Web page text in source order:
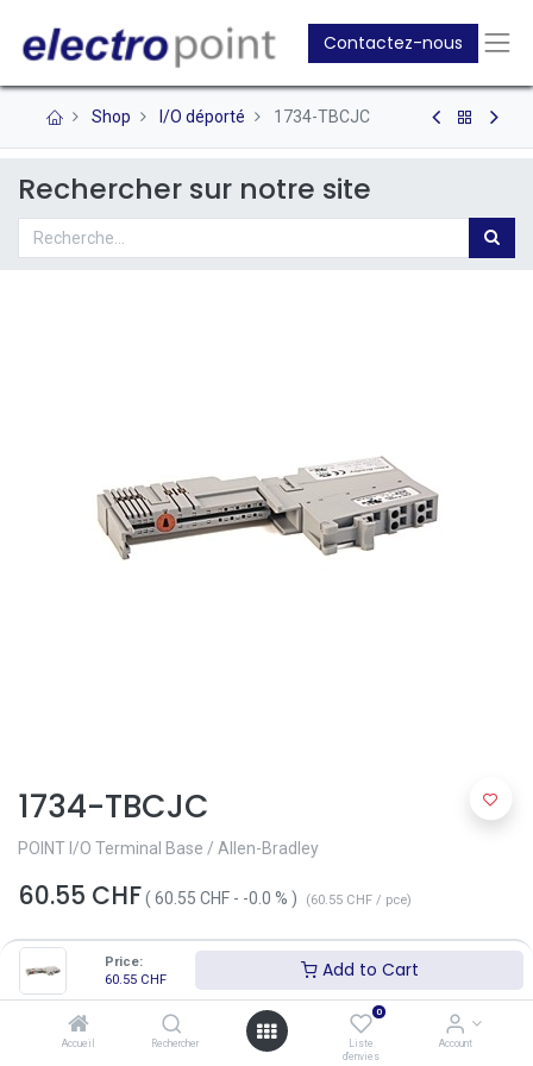
Price:
60.55 CHF Add to Cart
Accueil Rechercher
0
Liste
d'envies
Account
Contactez-nous
Shop I/O déporté 1734-TBCJC
Rechercher sur notre site
1734-TBCJC
POINT I/O Terminal Base / Allen-Bradley
60.55 CHF(60.55 CHF - -0.0 % ) (60.55 CHF / pce)